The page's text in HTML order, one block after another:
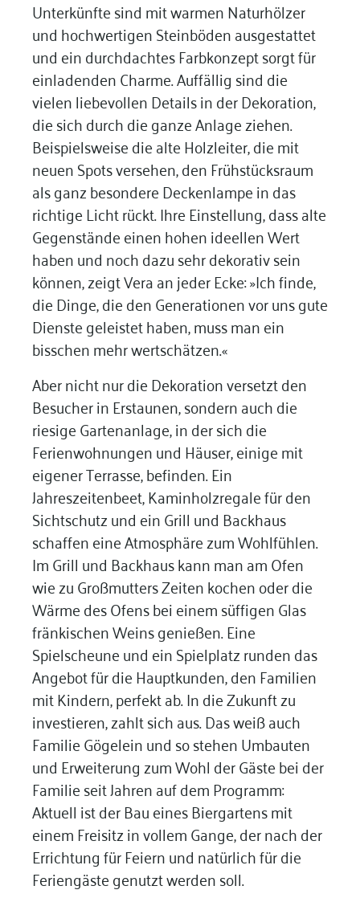
Unterkünfte sind mit warmen Naturhölzer
und hochwertigen Steinböden ausgestattet
und ein durchdachtes Farbkonzept sorgt für
einladenden Charme. Auffällig sind die
vielen liebevollen Details in der Dekoration,
die sich durch die ganze Anlage ziehen.
Beispielsweise die alte Holzleiter, die mit
neuen Spots versehen, den Frühstücksraum
als ganz besondere Deckenlampe in das
richtige Licht rückt. Ihre Einstellung, dass alte
Gegenstände einen hohen ideellen Wert
haben und noch dazu sehr dekorativ sein
können, zeigt Vera an jeder Ecke: »Ich finde,
die Dinge, die den Generationen vor uns gute
Dienste geleistet haben, muss man ein
bisschen mehr wertschätzen.«
Aber nicht nur die Dekoration versetzt den
Besucher in Erstaunen, sondern auch die
riesige Gartenanlage, in der sich die
Ferienwohnungen und Häuser, einige mit
eigener Terrasse, befinden. Ein
Jahreszeitenbeet, Kaminholzregale für den
Sichtschutz und ein Grill und Backhaus
schaffen eine Atmosphäre zum Wohlfühlen.
Im Grill und Backhaus kann man am Ofen
wie zu Großmutters Zeiten kochen oder die
Wärme des Ofens bei einem süffigen Glas
fränkischen Weins genießen. Eine
Spielscheune und ein Spielplatz runden das
Angebot für die Hauptkunden, den Familien
mit Kindern, perfekt ab. In die Zukunft zu
investieren, zahlt sich aus. Das weiß auch
Familie Gögelein und so stehen Umbauten
und Erweiterung zum Wohl der Gäste bei der
Familie seit Jahren auf dem Programm:
Aktuell ist der Bau eines Biergartens mit
einem Freisitz in vollem Gange, der nach der
Errichtung für Feiern und natürlich für die
Feriengäste genutzt werden soll.